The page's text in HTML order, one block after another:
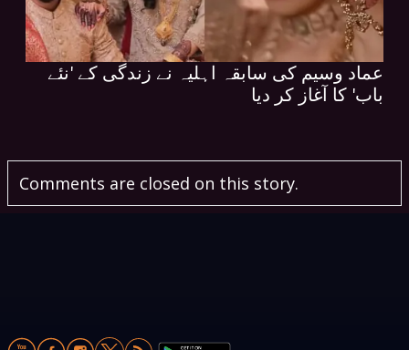
عماد وسیم کی سابقہ اہلیہ نے زندگی کے 'نئے
باب' کا آغاز کر دیا
Comments are closed on this story.